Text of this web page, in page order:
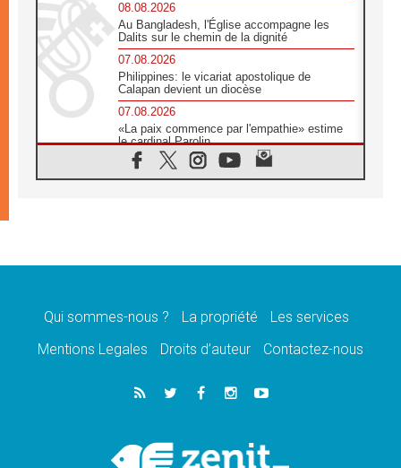
08.08.2026
Au Bangladesh, l'Église accompagne les
Dalits sur le chemin de la dignité
07.08.2026
Philippines: le vicariat apostolique de
Calapan devient un diocèse
07.08.2026
«La paix commence par l'empathie» estime
le cardinal Parolin
07.08.2026
En Colombie, «la paix ne s'achète pas avec
07.08.2026
07.08.2026
en France
Cardinal Rossi: «La venue du Pape Léon en
Argentine est un hommage à François»
Hiroshima et Nagasaki, 81 ans après,
lancement des «dix jours de prière pour la
Qui sommes-nous ? La propriété
Les services
Mentions Legales
Droits d’auteur Contactez-nous